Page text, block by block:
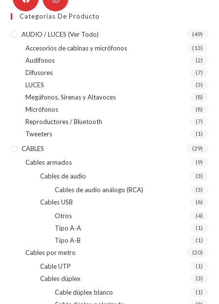
Categorías De Producto
AUDIO / LUCES (ver Todo) (49)
Accesorios de cabinas y micrófonos (13)
Audífonos (2)
Difusores (7)
LUCES (3)
Megáfonos, Sirenas y Altavoces (8)
Micrófonos (8)
Reproductores / Bluetooth (7)
Tweeters (1)
CABLES (29)
Cables armados (9)
Cables de audio (3)
Cables de audio análogo (RCA) (3)
Cables USB (6)
Otros (4)
Tipo A-A (1)
Tipo A-B (1)
Cables por metro (20)
Cable UTP (1)
Cables dúplex (3)
Cable dúplex blanco (1)